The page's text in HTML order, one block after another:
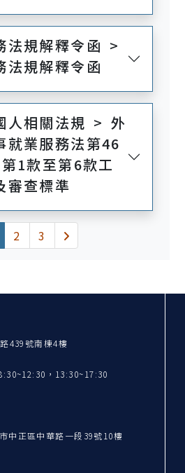
法規解釋令函 >
法規解釋令函
人相關法規 > 外
就業服務法第46
1款至第6款工
審查標準
(current)
2 3 下一頁
439號南棟4樓
，13:30~17:30
中正區中華路一段39號10樓